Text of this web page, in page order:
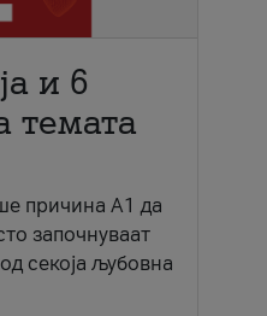
и 6
темата
причина А1 да
започнуваат
секоја љубовна